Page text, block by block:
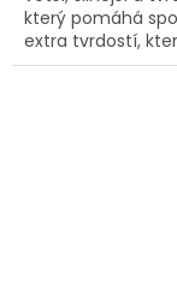
který pomáhá
extra tvrdostí,